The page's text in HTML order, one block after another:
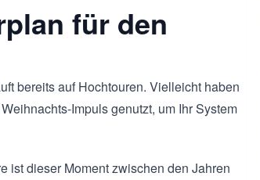
für den
bereits auf Hochtouren. Vielleicht haben
Impuls genutzt, um Ihr System
ist dieser Moment zwischen den Jahren